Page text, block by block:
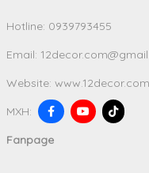
Hotline: 0939793455
Email:
Website: www.12decor.com
MXH:
Fanpage